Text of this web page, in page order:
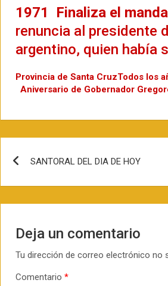
1971 Finaliza el
renuncia al presidente
argentino, quien había
Provincia de Santa CruzTodos los
Aniversario de Gobernador
entradas
SANTORAL DEL DIA DE HOY
Deja un comentario
Tu dirección de correo electrónico no
Comentario *